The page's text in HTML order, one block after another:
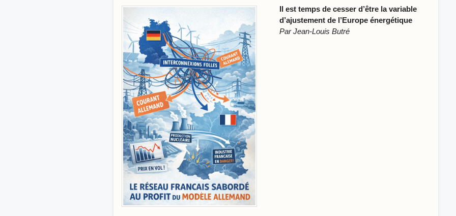
Il est temps de cesser d’être la variable
d’ajustement de l’Europe énergétique
Par Jean-Louis Butré